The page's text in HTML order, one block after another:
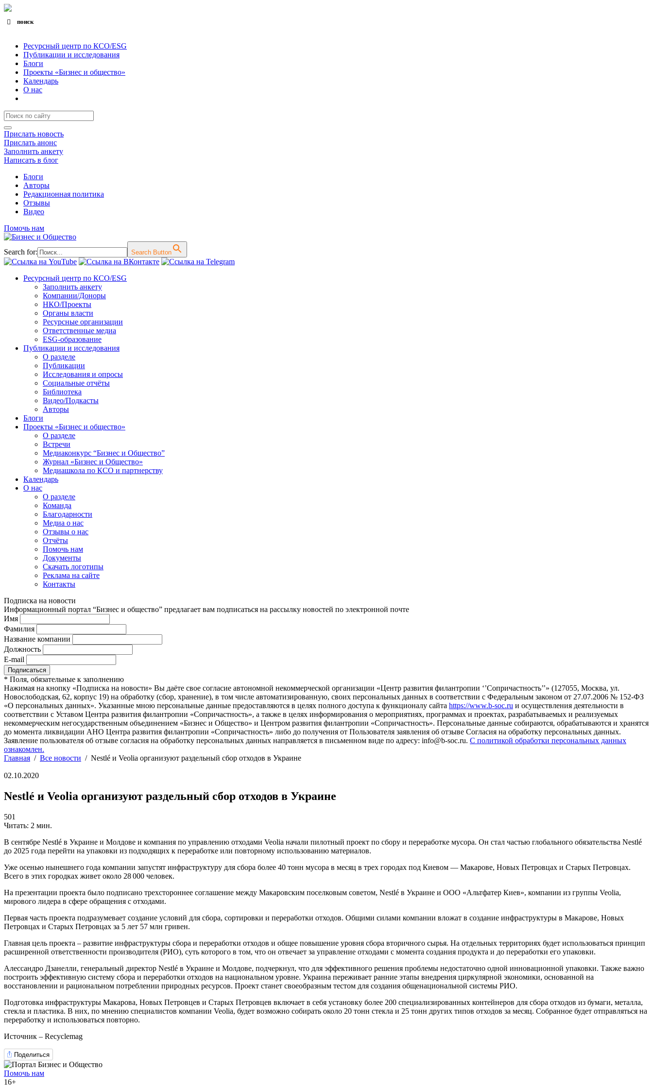
поиск
Ресурсный центр по КСО/ESG
Публикации и исследования
Блоги
Проекты «Бизнес и общество»
Календарь
О нас
Прислать новость
Прислать анонс
Заполнить анкету
Написать в блог
Блоги
Авторы
Редакционная политика
Отзывы
Видео
Помочь нам
Search for: Search Button
Перейти
содержимому
Ресурсный центр по КСО/ESG
Заполнить анкету
Компании/Доноры
НКО/Проекты
Органы власти
Ресурсные организации
Ответственные медиа
ESG-образование
Публикации и исследования
О разделе
Публикации
Исследования и опросы
Социальные отчёты
Библиотека
Видео/Подкасты
Авторы
Блоги
Проекты «Бизнес и общество»
О разделе
Встречи
Медиаконкурс “Бизнес и Общество”
Журнал «Бизнес и Общество»
Медиашкола по КСО и партнерству
Календарь
О нас
О разделе
Команда
Благодарности
Медиа о нас
Отзывы о нас
Отчёты
Помочь нам
Документы
Скачать логотипы
Реклама на сайте
Контакты
Подписка на новости
Информационный портал “Бизнес и общество” предлагает вам подписаться на рассылку новостей по электронной почте
Имя
Фамилия
Название компании
Должность
E-mail
* Поля, обязательные к заполнению
Нажимая на кнопку «Подписка на новости» Вы даёте свое согласие автономной некоммерческой организации «Центр развития филантропии ‘’Сопричастность’’» (127055, Москва, ул.
Новослободская, 62, корпус 19) на обработку (сбор, хранение), в том числе автоматизированную, своих персональных данных в соответствии с Федеральным законом от 27.07.2006 № 152-ФЗ
«О персональных данных». Указанные мною персональные данные предоставляются в целях полного доступа к функционалу сайта https://www.b-soc.ru и осуществления деятельности в
соответствии с Уставом Центра развития филантропии «Сопричастность», а также в целях информирования о мероприятиях, программах и проектах, разрабатываемых и реализуемых
некоммерческим негосударственным объединением «Бизнес и Общество» и Центром развития филантропии «Сопричастность». Персональные данные собираются, обрабатываются и хранятся
до момента ликвидации АНО Центра развития филантропии «Сопричастность» либо до получения от Пользователя заявления об отзыве Согласия на обработку персональных данных.
Заявление пользователя об отзыве согласия на обработку персональных данных направляется в письменном виде по адресу: info@b-soc.ru. С политикой обработки персональных данных
ознакомлен.
Главная / Все новости / Nestlé и Veolia организуют раздельный сбор отходов в Украине
02.10.2020
Nestlé и Veolia организуют раздельный сбор отходов в Украине
501
Читать: 2 мин.
В сентябре Nestlé в Украине и Молдове и компания по управлению отходами Veolia начали пилотный проект по сбору и переработке мусора. Он стал частью глобального обязательства Nestlé
до 2025 года перейти на упаковки из подходящих к переработке или повторному использованию материалов.
Уже осенью нынешнего года компании запустят инфраструктуру для сбора более 40 тонн мусора в месяц в трех городах под Киевом — Макарове, Новых Петровцах и Старых Петровцах.
Всего в этих городках живет около 28 000 человек.
На презентации проекта было подписано трехстороннее соглашение между Макаровским поселковым советом, Nestlé в Украине и ООО «Альтфатер Киев», компании из группы Veolia,
мирового лидера в сфере обращения с отходами.
Первая часть проекта подразумевает создание условий для сбора, сортировки и переработки отходов. Общими силами компании вложат в создание инфраструктуры в Макарове, Новых
Петровцах и Старых Петровцах за 5 лет 57 млн гривен.
Главная цель проекта – развитие инфраструктуры сбора и переработки отходов и общее повышение уровня сбора вторичного сырья. На отдельных территориях будет использоваться принцип
расширенной ответственности производителя (РИО), суть которого в том, что он отвечает за управление отходами с момента создания продукта и до переработки его упаковки.
Алессандро Дзанелли, генеральный директор Nestlé в Украине и Молдове, подчеркнул, что для эффективного решения проблемы недостаточно одной инновационной упаковки. Также важно
построить эффективную систему сбора и переработки отходов на национальном уровне. Украина переживает ранние этапы внедрения циркулярной экономики, основанной на
восстановлении и рациональном потреблении природных ресурсов. Проект станет своеобразным тестом для создания общенациональной системы РИО.
Подготовка инфраструктуры Макарова, Новых Петровцев и Старых Петровцев включает в себя установку более 200 специализированных контейнеров для сбора отходов из бумаги, металла,
стекла и пластика. В них, по мнению специалистов компании Veolia, будет возможно собирать около 20 тонн стекла и 25 тонн других типов отходов за месяц. Собранное будет отправляться на
переработку и использоваться повторно.
Источник – Recyclemag
Поделиться
Помочь нам
16+